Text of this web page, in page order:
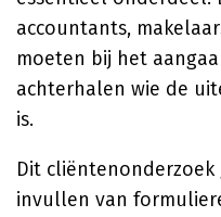
accountants,
moeten bij het
achterhalen wie de
is.
Dit
invullen van